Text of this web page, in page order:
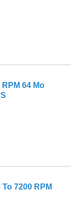
64 Mo
7200 RPM